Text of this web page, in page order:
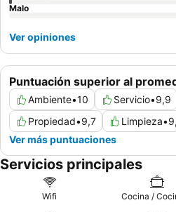
Puntuación superior al
Ambiente•10 Servicio•9,9
Propiedad•9,7 Limpieza•
Ver más puntuaciones
Malo
Ver opiniones
Servicios principales
Wifi Cocina /